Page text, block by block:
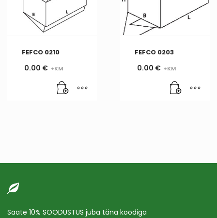
FEFCO 0210
0.00 €
FEFCO 0203
0.00 €
Saate 10% SOODUSTUS juba täna koodiga